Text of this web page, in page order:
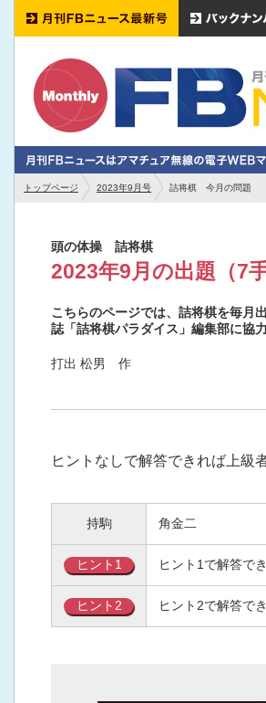
トップページ 2023年9月号 詰将棋 今月の問題
頭の体操 詰将棋
2023年9月の出題（7手
こちらのページでは、詰将棋を毎月
誌「詰将棋パラダイス」編集部に協
打出 松男 作
ヒントなしで解答できれば上級
持駒 角金二
ヒント1 ヒント1で解答で
ヒント2 ヒント2で解答で